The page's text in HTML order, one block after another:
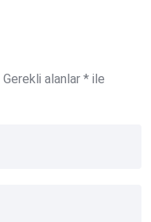
Gerekli alanlar * ile